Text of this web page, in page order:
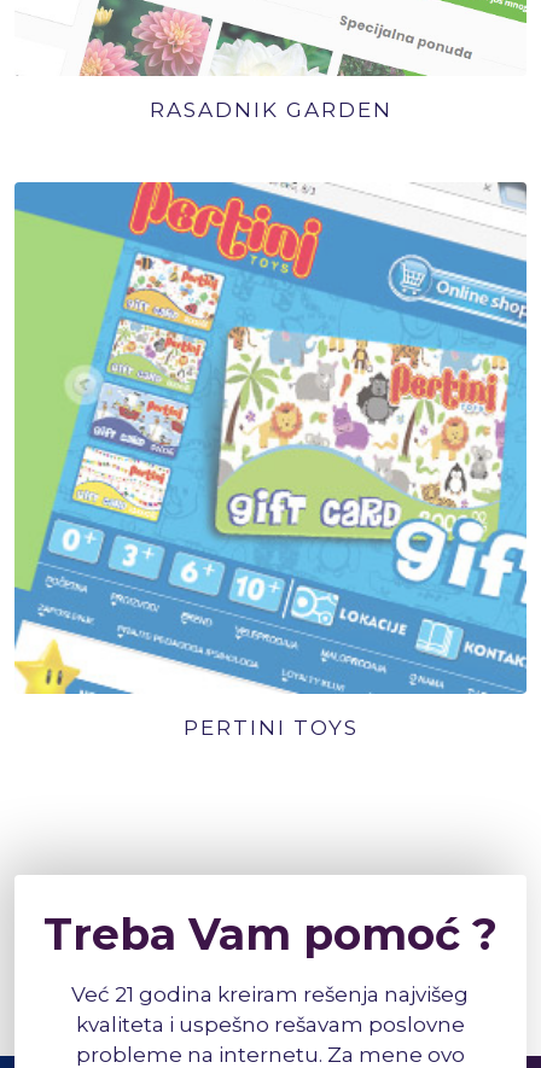
RASADNIK GARDEN
PERTINI TOYS
Treba Vam pomoć ?
Već 21 godina kreiram rešenja najvišeg
kvaliteta i uspešno rešavam poslovne
probleme na internetu. Za mene ovo